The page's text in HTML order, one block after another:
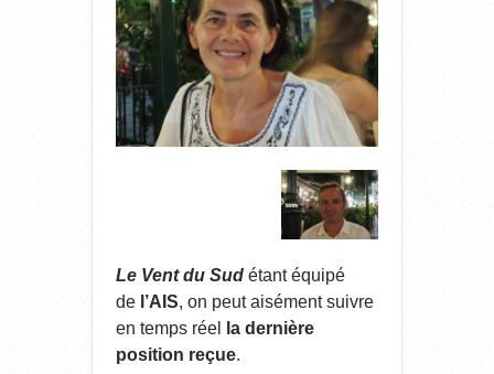
Le Vent du Sud étant équipé
de l’AIS, on peut aisément suivre
en temps réel
la dernière
position reçue.